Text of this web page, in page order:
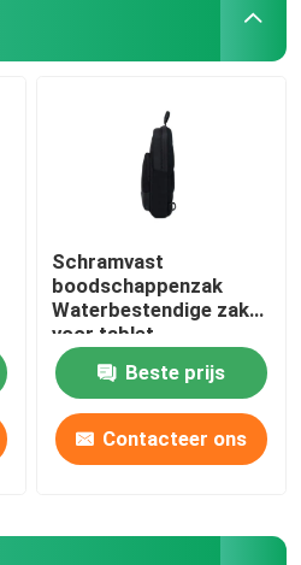
voor Macbook
Schramvast
boodschappenzak
Waterbestendige zak
voor tablet
Beste prijs
Contacteer ons